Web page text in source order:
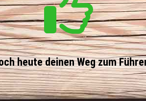
heute deinen Weg zum